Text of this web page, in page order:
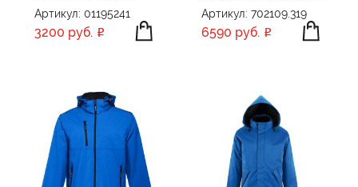
Артикул: 01195241
3200 руб.
Артикул: 702109.319
6590 руб.